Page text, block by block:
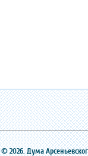
© 2026. Дума